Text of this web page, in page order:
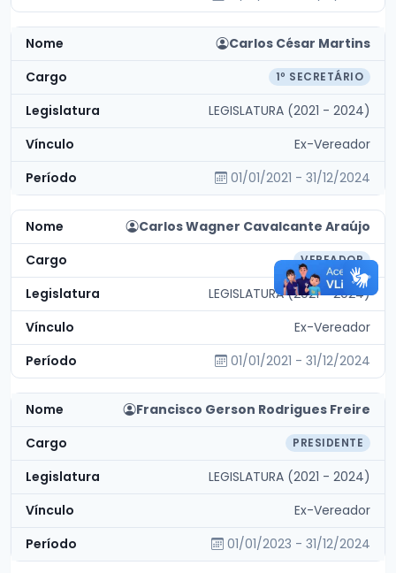
Carlos César Martins
1º SECRETÁRIO
LEGISLATURA (2021 - 2024)
Ex-Vereador
01/01/2021 - 31/12/2024
Carlos Wagner Cavalcante Araújo
VEREADOR
LEGISLATURA (2021 - 2024)
Ex-Vereador
01/01/2021 - 31/12/2024
Francisco Gerson Rodrigues Freire
PRESIDENTE
LEGISLATURA (2021 - 2024)
Ex-Vereador
01/01/2023 - 31/12/2024